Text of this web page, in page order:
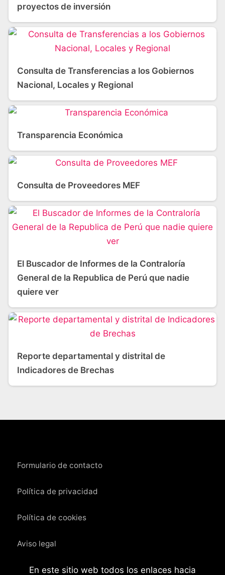
proyectos de inversión
Consulta de Transferencias a los Gobiernos
Nacional, Locales y Regional
Transparencia Económica
Consulta de Proveedores MEF
El Buscador de Informes de la Contraloría
General de la Republica de Perú que nadie
quiere ver
Reporte departamental y distrital de
Indicadores de Brechas
Formulario de contacto
Política de privacidad
Política de cookies
Aviso legal
En este sitio web todos los enlaces hacia